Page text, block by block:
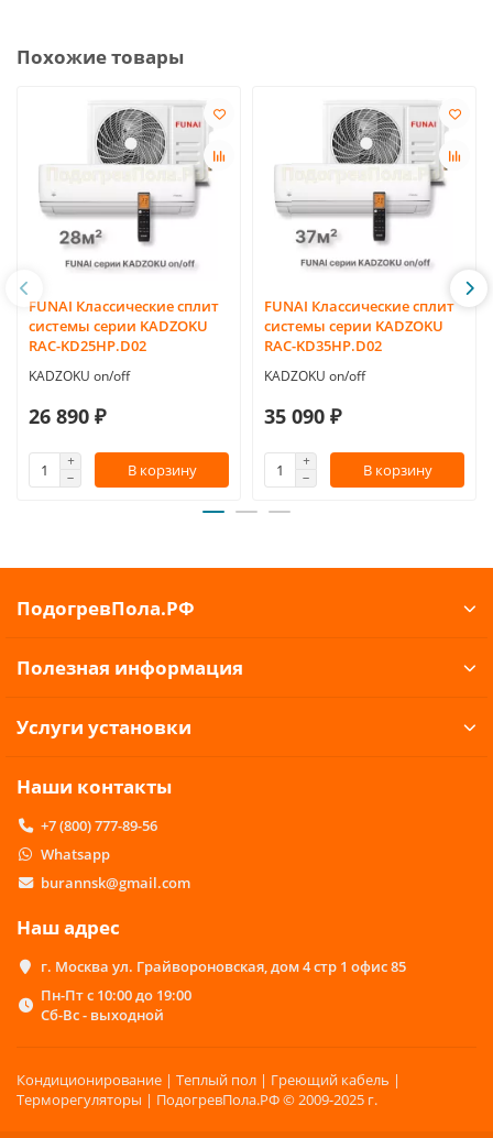
Похожие товары
FUNAI Классические сплит
системы серии KADZOKU
RAC-KD25HP.D02
KADZOKU on/off
26 890 ₽
В корзину
FUNAI Классические сплит
системы серии KADZOKU
RAC-KD35HP.D02
KADZOKU on/off
35 090 ₽
В корзину
ПодогревПола.РФ
Полезная информация
Услуги установки
Наши контакты
+7 (800) 777-89-56
Whatsapp
burannsk@gmail.com
Наш адрес
г. Москва ул. Грайвороновская, дом 4 стр 1 офис 85
Пн-Пт с 10:00 до 19:00
Сб-Вс - выходной
Кондиционирование | Теплый пол | Греющий кабель |
Терморегуляторы | ПодогревПола.РФ © 2009-2025 г.